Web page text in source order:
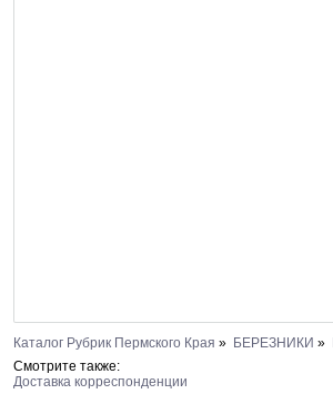
Каталог Рубрик Пермского Края » БЕРЕЗНИКИ »
Смотрите также:
Доставка корреспонденции